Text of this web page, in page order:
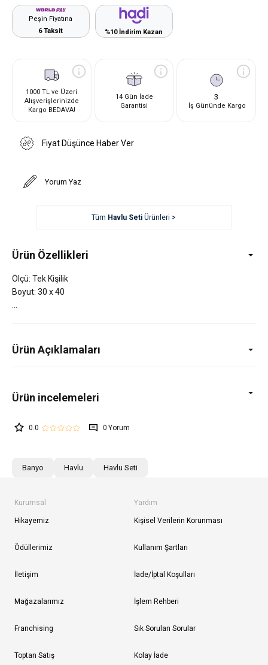
Peşin Fiyatına
6 Taksit
%10 İndirim Kazan
1000 TL ve Üzeri
Alışverişlerinizde
Kargo BEDAVA!
14 Gün İade
Garantisi
3
İş Gününde Kargo
Fiyat Düşünce Haber Ver
Yorum Yaz
Tüm Havlu Seti Ürünleri >
Ürün Özellikleri
Ölçü: Tek Kişilik
Boyut: 30 x 40
Ürün Açıklamaları
0.0 0
Banyo Havlu Havlu Seti
Kurumsal
Hikayemiz
Ödüllerimiz
İletişim
Mağazalarımız
Franchising
Toptan Satış
Yardım
Kişisel Verilerin Korunması
Kullanım Şartları
İade/İptal Koşulları
İşlem Rehberi
Sık Sorulan Sorular
Kolay İade